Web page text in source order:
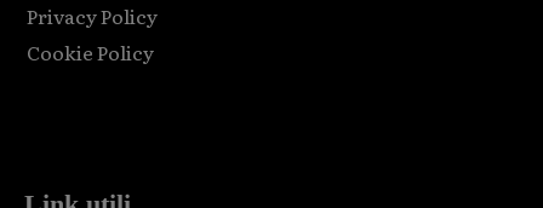
Privacy Policy
Cookie Policy